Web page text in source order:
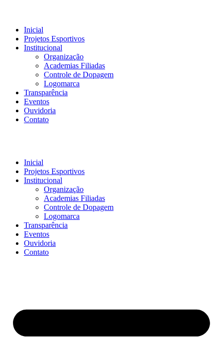
Inicial
Projetos Esportivos
Institucional
Organização
Academias Filiadas
Controle de Dopagem
Logomarca
Transparência
Eventos
Ouvidoria
Contato
Inicial
Projetos Esportivos
Institucional
Organização
Academias Filiadas
Controle de Dopagem
Logomarca
Transparência
Eventos
Ouvidoria
Contato